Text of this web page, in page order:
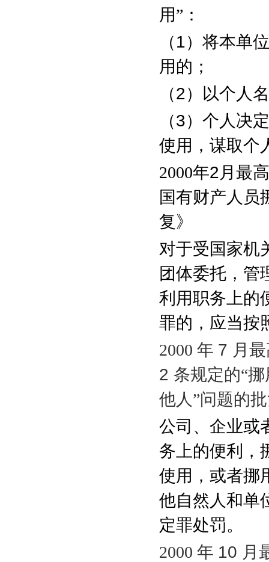
用”：
（1）将本单
用的；
（2）以个人
（3）个人决
使用，谋取个
2000年2月最
国有财产人员
复》
对于受国家机
团体委托，管
利用职务上的
罪的，应当按
2000 年 7 月
2 条规定的“
他人”问题的
公司、企业或
务上的便利，
使用，或者挪
他自然人和单
定罪处罚。
2000 年 10 月